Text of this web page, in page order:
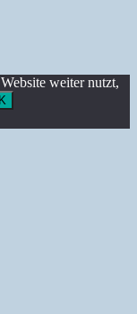
weiter nutzt,